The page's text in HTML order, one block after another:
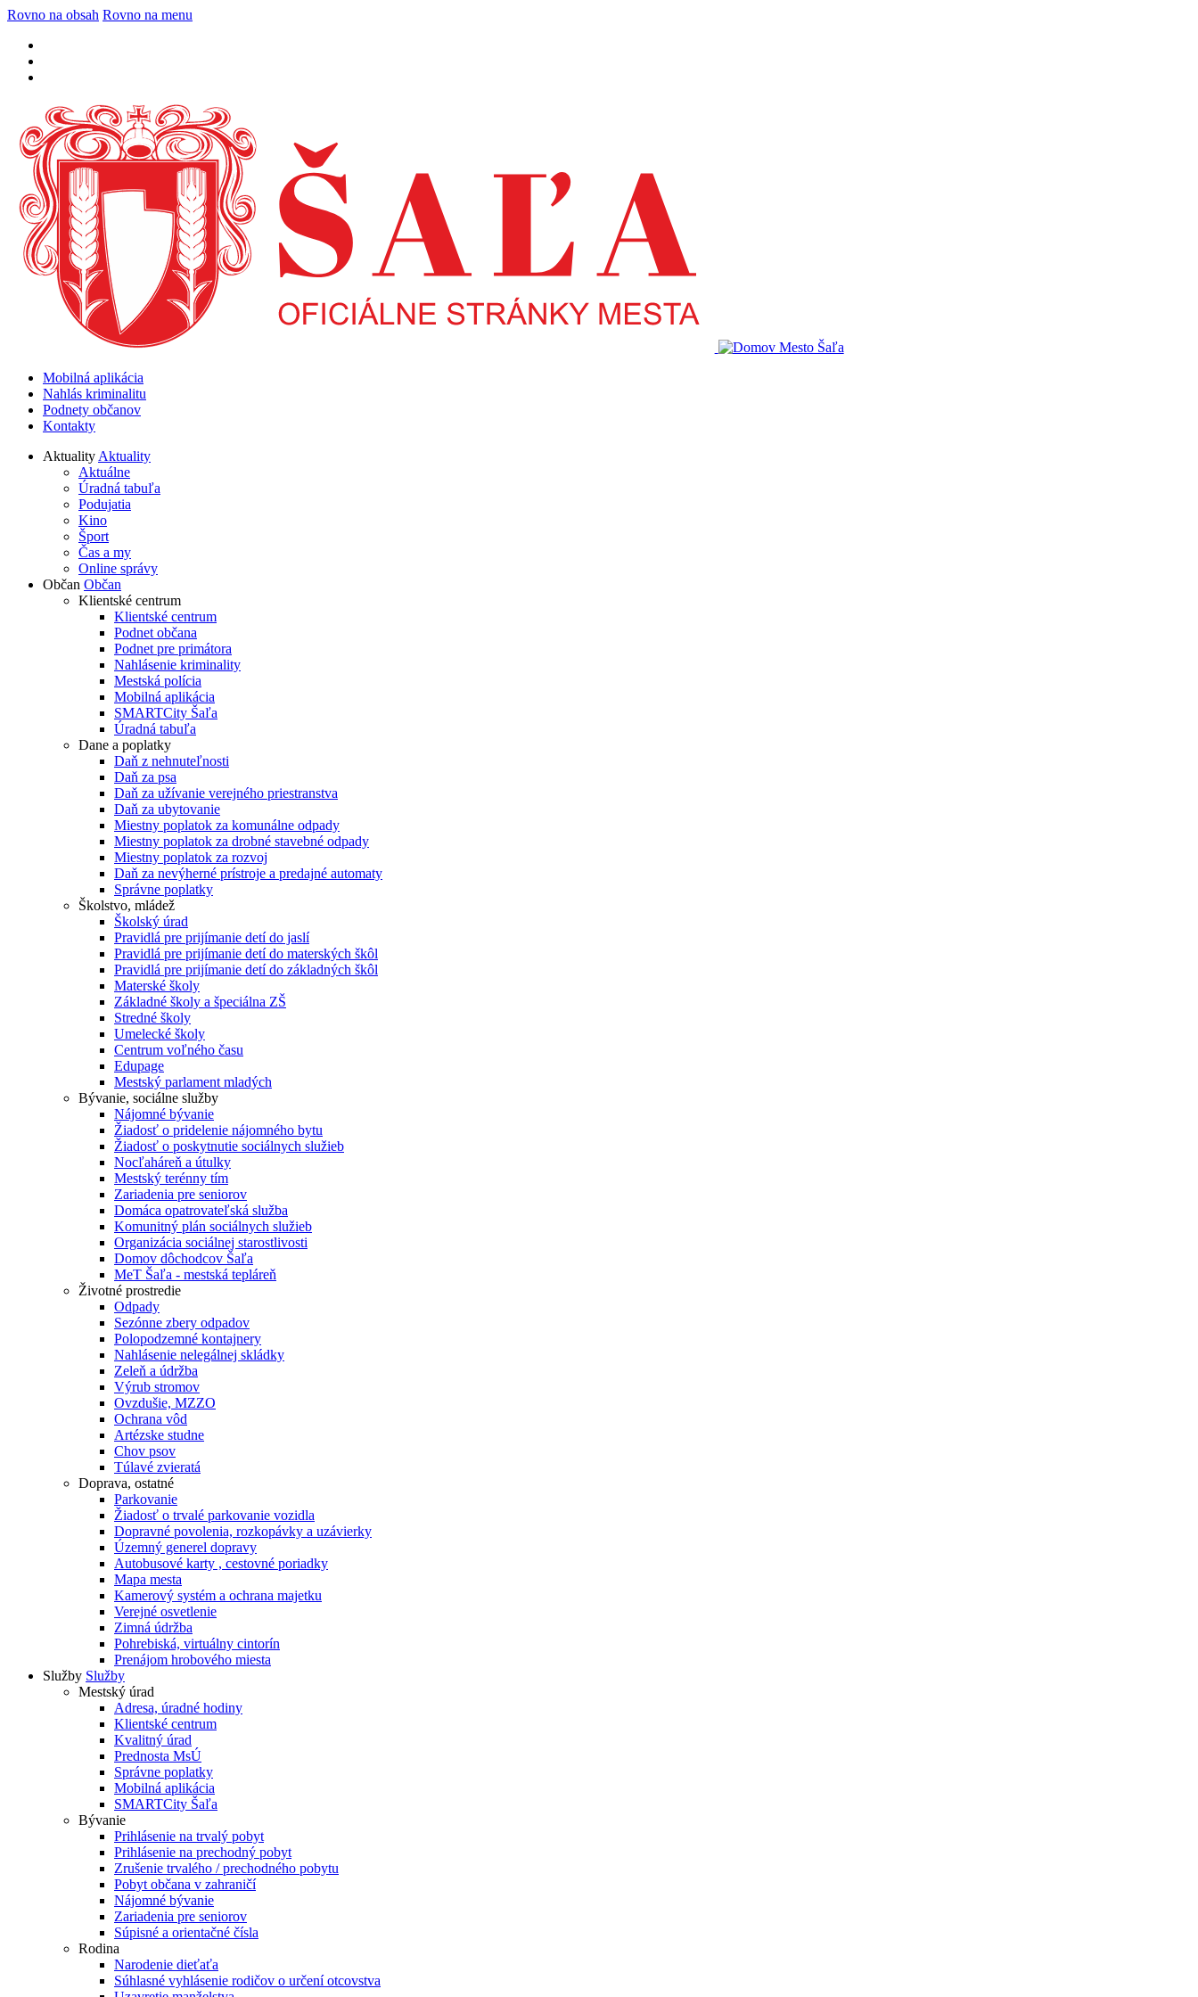
Rovno na obsah Rovno na menu
Mobilná aplikácia
Nahlás kriminalitu
Podnety občanov
Kontakty
AktualityAktuality
Aktuálne
Úradná tabuľa
Podujatia
Kino
Šport
Čas a my
Online správy
Občan Občan
Klientské centrum
Klientské centrum
Podnet občana
Podnet pre primátora
Nahlásenie kriminality
Mestská polícia
Mobilná aplikácia
SMARTCity Šaľa
Úradná tabuľa
Dane a poplatky
Daň z nehnuteľnosti
Daň za psa
Daň za užívanie verejného priestranstva
Daň za ubytovanie
Miestny poplatok za komunálne odpady
Miestny poplatok za drobné stavebné odpady
Miestny poplatok za rozvoj
Daň za nevýherné prístroje a predajné automaty
Správne poplatky
Školstvo, mládež
Školský úrad
Pravidlá pre prijímanie detí do jaslí
Pravidlá pre prijímanie detí do materských škôl
Pravidlá pre prijímanie detí do základných škôl
Materské školy
Základné školy a špeciálna ZŠ
Stredné školy
Umelecké školy
Centrum voľného času
Edupage
Mestský parlament mladých
Bývanie, sociálne služby
Nájomné bývanie
Žiadosť o pridelenie nájomného bytu
Žiadosť o poskytnutie sociálnych služieb
Nocľaháreň a útulky
Mestský terénny tím
Zariadenia pre seniorov
Domáca opatrovateľská služba
Komunitný plán sociálnych služieb
Organizácia sociálnej starostlivosti
Domov dôchodcov Šaľa
MeT Šaľa - mestská tepláreň
Životné prostredie
Odpady
Sezónne zbery odpadov
Polopodzemné kontajnery
Nahlásenie nelegálnej skládky
Zeleň a údržba
Výrub stromov
Ovzdušie, MZZO
Ochrana vôd
Artézske studne
Chov psov
Túlavé zvieratá
Doprava, ostatné
Parkovanie
Žiadosť o trvalé parkovanie vozidla
Dopravné povolenia, rozkopávky a uzávierky
Územný generel dopravy
Autobusové karty , cestovné poriadky
Mapa mesta
Kamerový systém a ochrana majetku
Verejné osvetlenie
Zimná údržba
Pohrebiská, virtuálny cintorín
Prenájom hrobového miesta
Služby Služby
Mestský úrad
Adresa, úradné hodiny
Klientské centrum
Kvalitný úrad
Prednosta MsÚ
Správne poplatky
Mobilná aplikácia
SMARTCity Šaľa
Bývanie
Prihlásenie na trvalý pobyt
Prihlásenie na prechodný pobyt
Zrušenie trvalého / prechodného pobytu
Pobyt občana v zahraničí
Nájomné bývanie
Zariadenia pre seniorov
Súpisné a orientačné čísla
Rodina
Narodenie dieťaťa
Súhlasné vyhlásenie rodičov o určení otcovstva